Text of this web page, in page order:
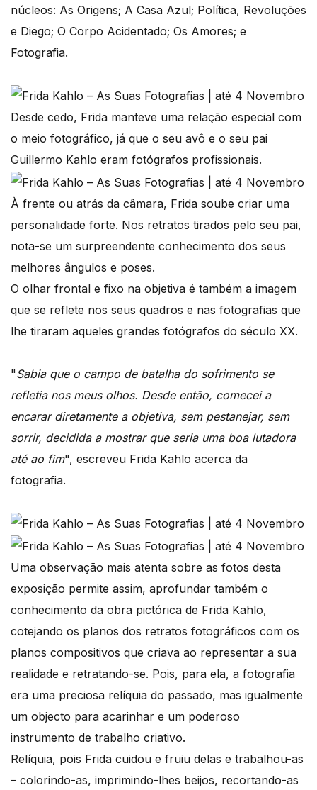
núcleos: As Origens; A Casa Azul; Política, Revoluções
e Diego; O Corpo Acidentado; Os Amores; e
Fotografia.
Desde cedo, Frida manteve uma relação especial com
o meio fotográfico, já que o seu avô e o seu pai
Guillermo Kahlo eram fotógrafos profissionais.
À frente ou atrás da câmara, Frida soube criar uma
personalidade forte. Nos retratos tirados pelo seu pai,
nota-se um surpreendente conhecimento dos seus
melhores ângulos e poses.
O olhar frontal e fixo na objetiva é também a imagem
que se reflete nos seus quadros e nas fotografias que
lhe tiraram aqueles grandes fotógrafos do século XX.
"Sabia que o campo de batalha do sofrimento se
refletia nos meus olhos. Desde então, comecei a
encarar diretamente a objetiva, sem pestanejar, sem
sorrir, decidida a mostrar que seria uma boa lutadora
até ao fim", escreveu Frida Kahlo acerca da
fotografia.
Uma observação mais atenta sobre as fotos desta
exposição permite assim, aprofundar também o
conhecimento da obra pictórica de Frida Kahlo,
cotejando os planos dos retratos fotográficos com os
planos compositivos que criava ao representar a sua
realidade e retratando-se. Pois, para ela, a fotografia
era uma preciosa relíquia do passado, mas igualmente
um objecto para acarinhar e um poderoso
instrumento de trabalho criativo.
Relíquia, pois Frida cuidou e fruiu delas e trabalhou-as
– colorindo-as, imprimindo-lhes beijos, recortando-as